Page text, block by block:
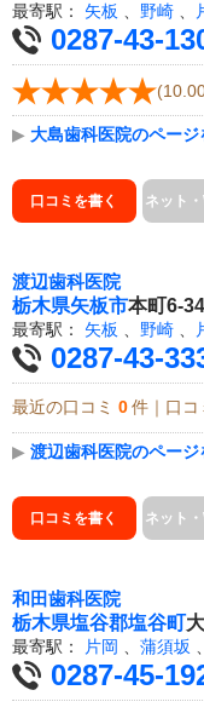
最寄駅： 矢板 、 野崎 、
0287-43-
▶ 大島歯科医院のページ
口コミを書く ネット
渡辺歯科医院
栃木県矢板市本町6-34
最寄駅： 矢板 野崎
0287-43-
最近の口コミ 0 件｜口コ
▶ 渡辺歯科医院のページ
口コミを書く ネット
和田歯科医院
栃木県塩谷郡塩谷町
最寄駅： 片岡 蒲須坂
0287-45-